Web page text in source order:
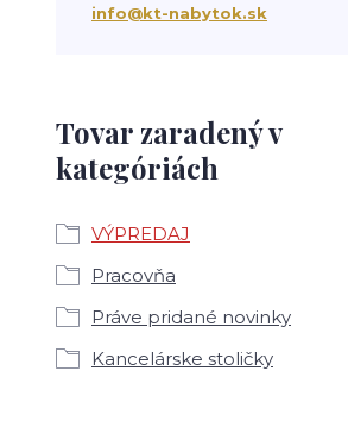
Tovar zaradený v
kategóriách
VÝPREDAJ
Pracovňa
Práve pridané novinky
Kancelárske stoličky
info@kt-nabytok.sk